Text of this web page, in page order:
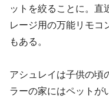
ットを絞ることに。直
レージ用の万能リモコ
もある。
アシュレイは子供の頃
ラーの家にはペットが